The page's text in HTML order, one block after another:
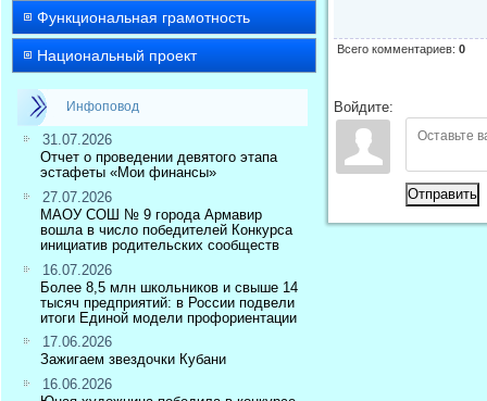
Функциональная грамотность
Национальный проект
Инфоповод
31.07.2026
Отчет о проведении девятого этапа
эстафеты «Мои финансы»
27.07.2026
МАОУ СОШ № 9 города Армавир
вошла в число победителей Конкурса
инициатив родительских сообществ
16.07.2026
Более 8,5 млн школьников и свыше 14
тысяч предприятий: в России подвели
итоги Единой модели профориентации
17.06.2026
Зажигаем звездочки Кубани
16.06.2026
Всего комментариев: 0
Войдите:
Отправить